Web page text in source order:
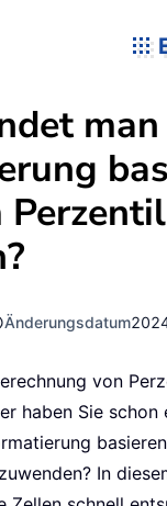
Änderungsdatum
von
haben Sie schon
In